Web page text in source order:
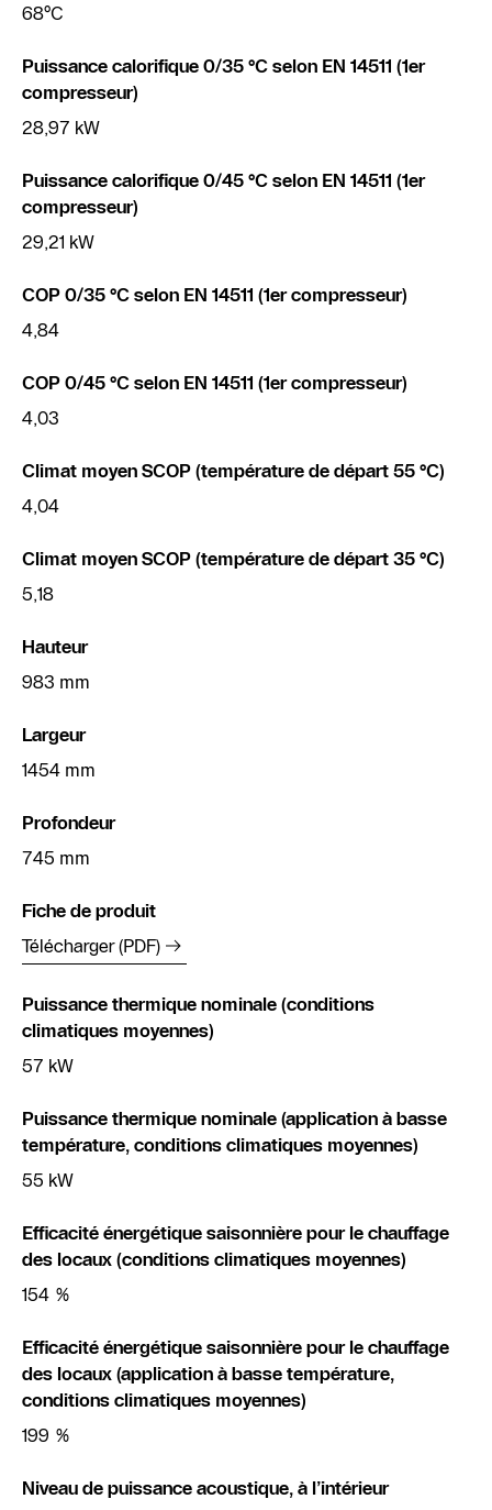
68°C
Puissance calorifique 0/35 °C selon EN 14511 (1er
compresseur)
28,97 kW
Puissance calorifique 0/45 °C selon EN 14511 (1er
compresseur)
29,21 kW
COP 0/35 °C selon EN 14511 (1er compresseur)
4,84
COP 0/45 °C selon EN 14511 (1er compresseur)
4,03
Climat moyen SCOP (température de départ 55 °C)
4,04
Climat moyen SCOP (température de départ 35 °C)
5,18
Hauteur
983 mm
Largeur
1454 mm
Profondeur
745 mm
Fiche de produit
Télécharger (PDF)
Puissance thermique nominale (conditions
climatiques moyennes)
57 kW
Puissance thermique nominale (application à basse
température, conditions climatiques moyennes)
55 kW
Efficacité énergétique saisonnière pour le chauffage
des locaux (conditions climatiques moyennes)
154 %
Efficacité énergétique saisonnière pour le chauffage
des locaux (application à basse température,
conditions climatiques moyennes)
199 %
Niveau de puissance acoustique, à l’intérieur